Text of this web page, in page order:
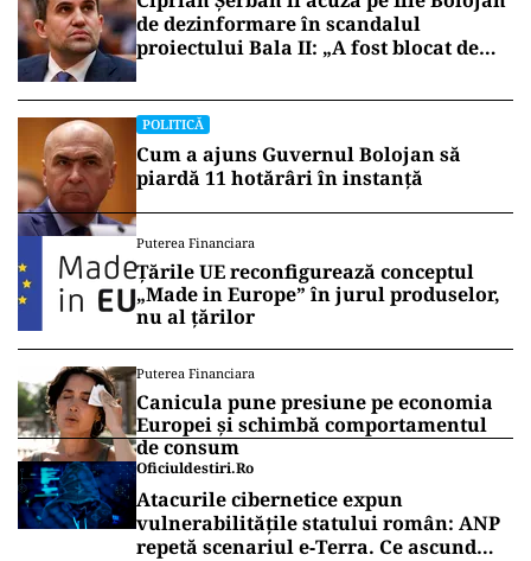
de dezinformare în scandalul
proiectului Bala II: „A fost blocat de
POLITICĂ
Cum a ajuns Guvernul Bolojan să
piardă 11 hotărâri în instanță
Puterea Financiara
Țările UE reconfigurează conceptul
„Made in Europe” în jurul produselor,
nu al țărilor
Puterea Financiara
Canicula pune presiune pe economia
Europei și schimbă comportamentul
de consum
Oficiuldestiri.ro
Atacurile cibernetice expun
vulnerabilitățile statului român: ANP
repetă scenariul e‑Terra. Ce ascund